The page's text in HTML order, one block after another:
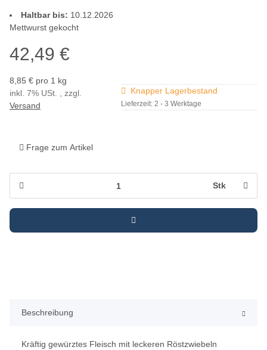
Haltbar bis: 10.12.2026
Mettwurst gekocht
42,49 €
8,85 € pro 1 kg
inkl. 7% USt. , zzgl.
Versand
Knapper Lagerbestand
Lieferzeit: 2 - 3 Werktage
Frage zum Artikel
Stk
Beschreibung
Kräftig gewürztes Fleisch mit leckeren Röstzwiebeln